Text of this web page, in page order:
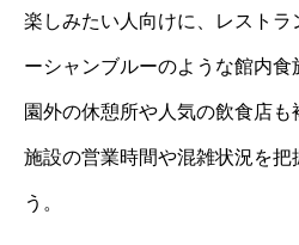
楽しみたい人向けに、レスト
ーシャンブルーのような館内食
園外の休憩所や人気の飲食店
施設の営業時間や混雑状況を把
う。